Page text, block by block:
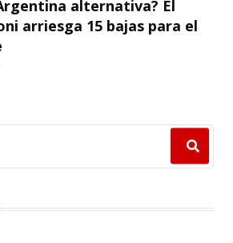
alternativa? El
arriesga 15 bajas para el